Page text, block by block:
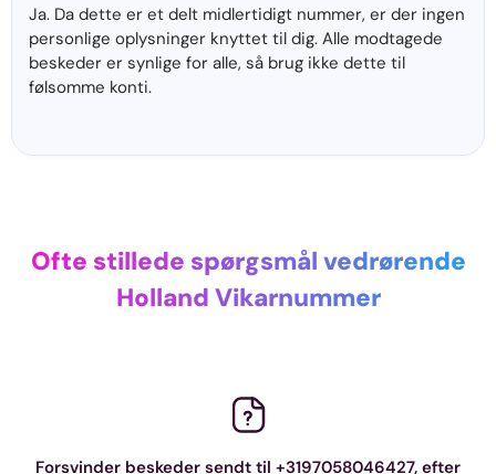
Ja. Da dette er et delt midlertidigt nummer, er der ingen
personlige oplysninger knyttet til dig. Alle modtagede
beskeder er synlige for alle, så brug ikke dette til
følsomme konti.
Ofte stillede spørgsmål vedrørende
Holland Vikarnummer
Forsvinder beskeder sendt til +3197058046427, efter